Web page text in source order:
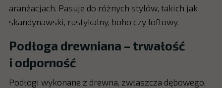
aranżacjach. Pasuje do różnych stylów, takich jak
skandynawski, rustykalny, boho czy loftowy.
Podłoga drewniana – trwałość
i odporność
Podłogi wykonane z drewna, zwłaszcza dębowego,